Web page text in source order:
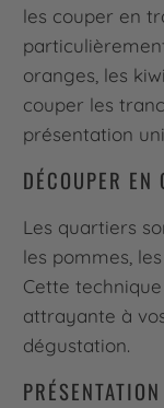
les couper en
oranges, les
couper les
présentation
DÉCOUPER EN
Les quartiers
les pommes,
Cette
attrayante à
dégustation.